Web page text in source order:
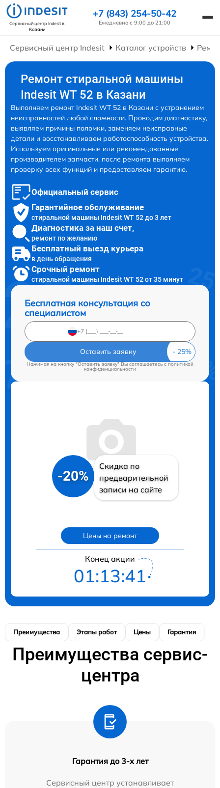
Сервисный центр Indesitв
Казани
+7 (843) 254-50-42
Ежедневно с 9:00 до 21:00
Сервисный центр Indesit Каталог устройств
Ремонт стиральной машины
Indesit WT 52 в Казани
Выполняем ремонт Indesit WT 52 в Казани с устранением
неисправностей любой сложности. Проводим диагностику,
выявляем причины поломки, заменяем неисправные
детали и восстанавливаем работоспособность устройства.
Используем оригинальные или рекомендованные
производителем запчасти, после ремонта выполняем
проверку всех функций и предоставляем гарантию.
Официальный сервис
Гарантийное обслуживание
стиральной машины Indesit WT 52 до 3 лет
Диагностика за наш счет,
ремонт по желанию
Бесплатный выезд курьера
в день обращения
Срочный ремонт
стиральной машины Indesit WT 52 от 35 минут
Бесплатная консультация со
специалистом
Оставить заявку
Нажимая на кнопку "Оставить заявку" Вы соглашаетесь cполитикой
конфиденциальности
-20%
Скидка по
предварительной
записи на сайте
Цены на ремонт
Конец акции
01:13:40
Преимущества Этапы работ Цены Гарантия
Преимущества сервис-
центра
Гарантия до 3-х лет
Сервисный центр устанавливает